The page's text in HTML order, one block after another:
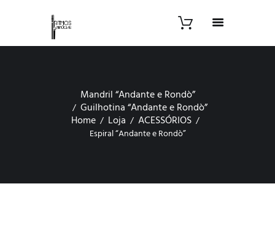
Mandril “Andante e Rondò”
Guilhotina “Andante e Rondò”
Home
Loja ACESSÓRIOS
Espiral “Andante e Rondò”